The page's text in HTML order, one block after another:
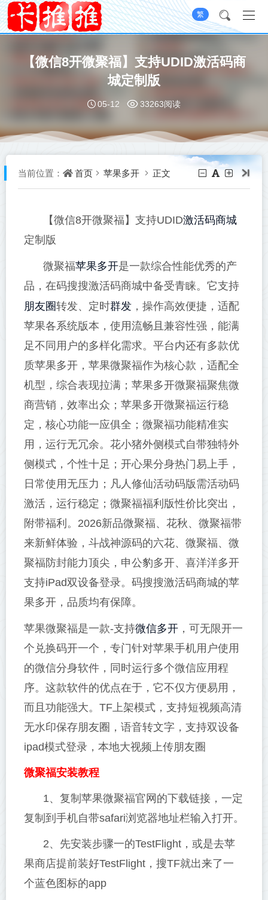
繁
【微信8开微聚福】支持UDID激活码商
城定制版
05-12 33263阅读
当前位置： 首页 苹果多开 正文
【微信8开微聚福】支持UDID激活码商城
定制版
微聚福苹果多开是一款综合性能优秀的产
品，在码搜搜激活码商城中备受青睐。它支持
朋友圈转发、定时群发 ，操作高效便捷，适配
苹果各系统版本，使用流畅且兼容性强，能满
足不同用户的多样化需求。平台内还有多款优
质苹果多开，苹果微聚福作为核心款，适配全
机型，综合表现拉满；苹果多开微聚福聚焦微
商营销，效率出众；苹果多开微聚福运行稳
定，核心功能一应俱全；微聚福功能精准实
用，运行无冗余。花小猪外侧模式自带独特外
侧模式，个性十足；开心果分身热门易上手，
日常使用无压力；凡人修仙活动码版需活动码
激活，运行稳定；微聚福福利版性价比突出，
附带福利。2026新品微聚福、花秋、微聚福带
来新鲜体验，斗战神源码的六花、微聚福、微
聚福防封能力顶尖，申公豹多开、喜洋洋多开
支持iPad双设备登录。码搜搜激活码商城的苹
果多开，品质均有保障。
苹果微聚福是一款-支持微信多开 ，可无限开一
个兑换码开一个，专门针对苹果手机用户使用
的微信分身软件，同时运行多个微信应用程
序。这款软件的优点在于，它不仅方便易用，
而且功能强大。TF上架模式，支持短视频高清
无水印保存朋友圈，语音转文字，支持双设备
ipad模式登录，本地大视频上传朋友圈
微聚福安装教程
1、复制苹果微聚福官网的下载链接，一定
复制到手机自带safari浏览器地址栏输入打开。
2、先安装步骤一的TestFlight，或是去苹
果商店提前装好TestFlight，搜TF就出来了一
个蓝色图标的app